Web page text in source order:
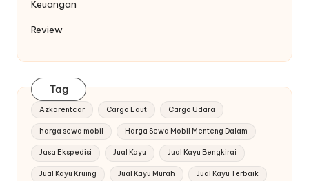
Keuangan
Review
Tag
Azkarentcar Cargo Laut Cargo Udara
harga sewa mobil Harga Sewa Mobil Menteng Dalam
Jasa Ekspedisi Jual Kayu Jual Kayu Bengkirai
Jual Kayu Kruing Jual Kayu Murah Jual Kayu Terbaik